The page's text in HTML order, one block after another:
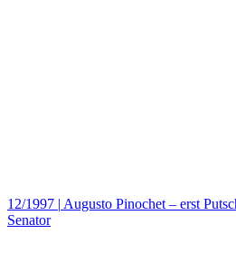
12/1997 | Augusto Pinochet – erst
Senator